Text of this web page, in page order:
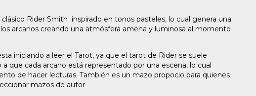
Rider Smith inspirado en tonos pasteles, lo cual genera una
arcanos creando una atmósfera amena y luminosa al momento
iniciando a leer el Tarot, ya que el tarot de Rider se suele
que cada arcano está representado por una escena, lo cual
de hacer lecturas. También es un mazo propocio para quienes
mazos de autor